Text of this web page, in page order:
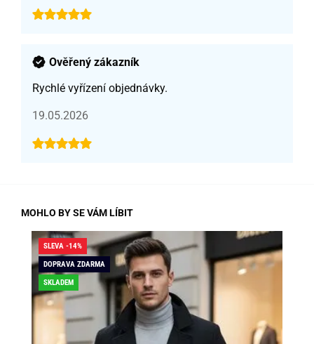
Ověřený zákazník
Rychlé vyřízení objednávky.
19.05.2026
MOHLO BY SE VÁM LÍBIT
SLEVA -14%
DOPRAVA ZDARMA
SKLADEM